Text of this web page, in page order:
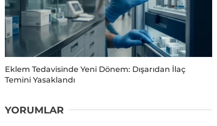
Eklem Tedavisinde Yeni Dönem: Dışarıdan İlaç
Temini Yasaklandı
YORUMLAR